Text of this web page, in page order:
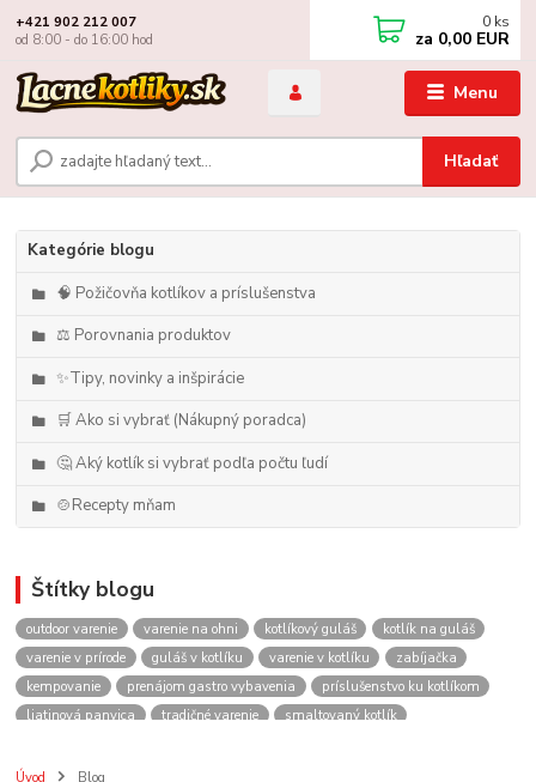
Menu
Hľadať
+421 902 212 007
od 8:00 - do 16:00 hod
0 ks
za 0,00 EUR
Kategórie blogu
🧠 Požičovňa kotlíkov a príslušenstva
⚖️ Porovnania produktov
✨Tipy, novinky a inšpirácie
🛒 Ako si vybrať (Nákupný poradca)
🤔 Aký kotlík si vybrať podľa počtu ľudí
🍲Recepty mňam
Štítky blogu
outdoor varenie varenie na ohni kotlíkový guláš
kotlík na guláš
varenie v prírode
guláš v kotlíku varenie v kotlíku
zabíjačka
kempovanie
prenájom gastro vybavenia
príslušenstvo ku kotlíkom
liatinová panvica
tradičné varenie
smaltovaný kotlík
akcie
spoločenské akcie
Úvod Blog